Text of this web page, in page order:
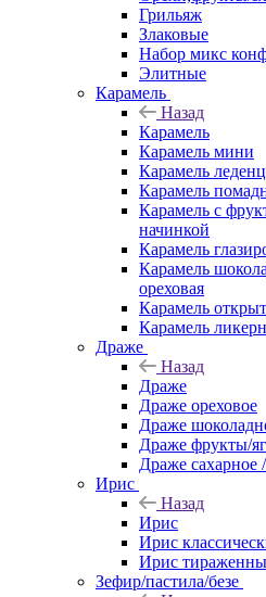
Грильяж
Злаковые
Набор микс
Элитные
Карамель
Назад
Карамель
Карамель мини
Карамель
Карамель
Карамель с
начинкой
Карамель
Карамель
ореховая
Карамель
Карамель
Драже
Назад
Драже
Драже ореховое
Драже
Драже фрукты/
Драже сахарное
Ирис
Назад
Ирис
Ирис
Ирис
Зефир/пастила/безе